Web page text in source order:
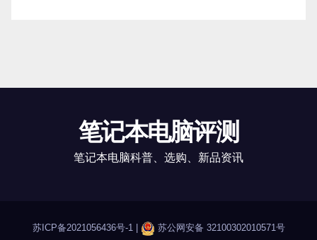
笔记本电脑评测
笔记本电脑科普、选购、新品资讯
苏ICP备2021056436号-1 苏公网安备 32100302010571号